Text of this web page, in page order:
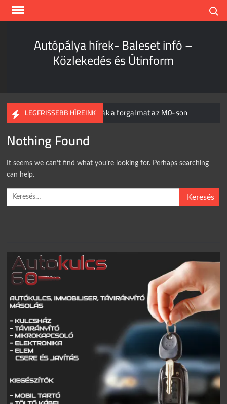
Skip
Autópálya hírek- Baleset infó –
Közlekedés és Útinform
LEGFRISSEBB HÍREINK
Napokon át korlátozzák a forgalmat az M0-son
Hajmeresztő manővert tett közzé a rendőrség
Hihetetlen sebességet mértek az M1-esen
Kamion és személyautó csapódott egymásnak
Szombathelynél
Hihetetlen, mi történt az igazoltatásnál
Egyetlen csikk is elég!
Piros jelzésen hajtott a sínekre – vonattal ütközött egy
kisteherautó
Nothing Found
It seems we can’t find what you’re looking for. Perhaps searching
can help.
Keresés: